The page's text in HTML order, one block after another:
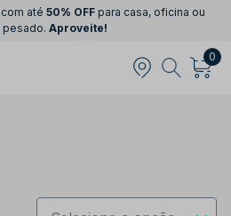
até 50% OFFpara casa, oficina ou
pesado. Aproveite!
0